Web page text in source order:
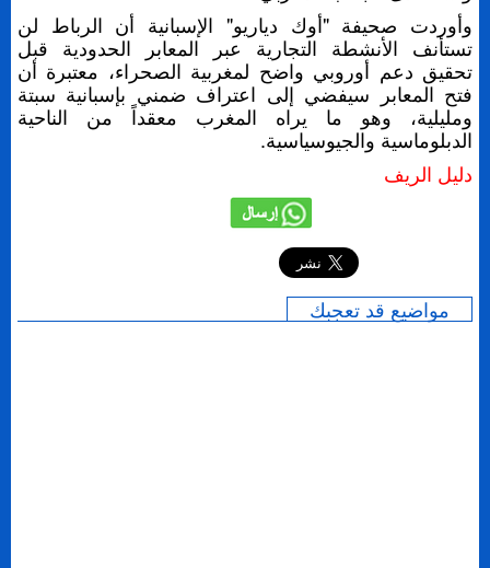
وأوردت صحيفة "أوك دياريو" الإسبانية أن الرباط لن
تستأنف الأنشطة التجارية عبر المعابر الحدودية قبل
تحقيق دعم أوروبي واضح لمغربية الصحراء، معتبرة أن
فتح المعابر سيفضي إلى اعتراف ضمني بإسبانية سبتة
ومليلية، وهو ما يراه المغرب معقداً من الناحية
الدبلوماسية والجيوسياسية.
دليل الريف
مواضيع قد تعجبك